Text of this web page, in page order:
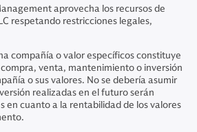
aprovecha los recursos de
respetando restricciones legales,
compañía o valor específicos constituye
venta, mantenimiento o inversión
o sus valores. No se debería asumir
realizadas en el futuro serán
en cuanto a la rentabilidad de los valores